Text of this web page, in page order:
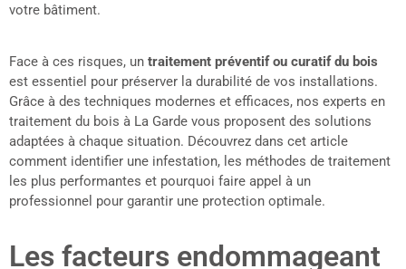
votre bâtiment.
Face à ces risques, un traitement préventif ou curatif du bois
est essentiel pour préserver la durabilité de vos installations.
Grâce à des techniques modernes et efficaces, nos experts en
traitement du bois à La Garde vous proposent des solutions
adaptées à chaque situation. Découvrez dans cet article
comment identifier une infestation, les méthodes de traitement
les plus performantes et pourquoi faire appel à un
professionnel pour garantir une protection optimale.
Les facteurs endommageant